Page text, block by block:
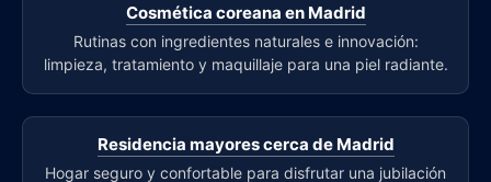
Cosmética coreana en Madrid
Rutinas con ingredientes naturales e innovación:
limpieza, tratamiento y maquillaje para una piel radiante.
Residencia mayores cerca de Madrid
Hogar seguro y confortable para disfrutar una jubilación